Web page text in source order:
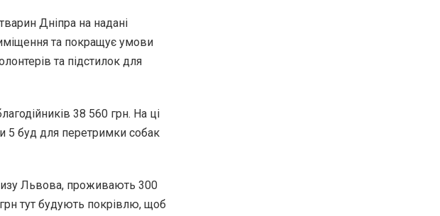
Дніпра на надані
та покращує умови
та підстилок для
38 560 грн. На ці
5 буд для перетримки собак
Львова, проживають 300
тут будують покрівлю, щоб